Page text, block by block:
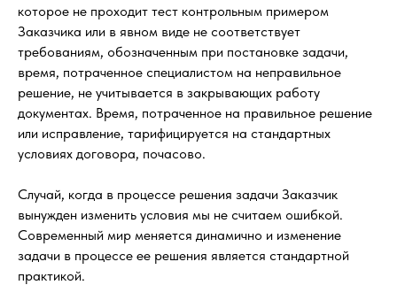
которое не проходит тест контрольным примером
Заказчика или в явном виде не соответствует
требованиям, обозначенным при постановке задачи,
время, потраченное специалистом на неправильное
решение, не учитывается в закрывающих работу
документах. Время, потраченное на правильное решение
или исправление, тарифицируется на стандартных
условиях договора, почасово.
Случай, когда в процессе решения задачи Заказчик
вынужден изменить условия мы не считаем ошибкой.
Современный мир меняется динамично и изменение
задачи в процессе ее решения является стандартной
практикой.